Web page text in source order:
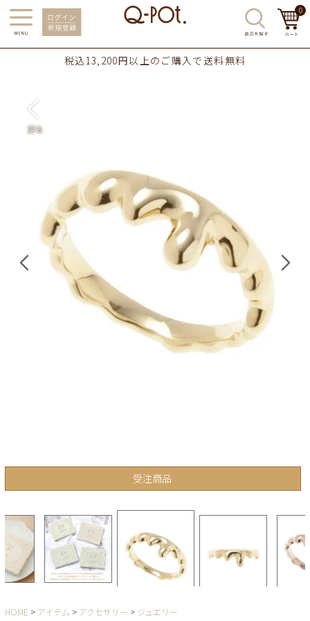
0
税込13,200円以上のご購入で送料無料
受注商品
HOME アイテム アクセサリー ジュエリー